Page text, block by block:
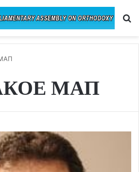
МАП